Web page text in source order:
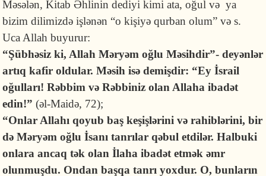
Məsələn, Kitab Əhlinin dediyi kimi ata, oğul və ya
bizim dilimizdə işlənən “o kişiyə qurban olum” və s.
Uca Allah buyurur:
“Şübhəsiz ki, Allah Məryəm oğlu Məsihdir”- deyənlər
artıq kafir oldular. Məsih isə demişdir: “Ey İsrail
oğulları! Rəbbim və Rəbbiniz olan Allaha ibadət
edin!”(əl-Maidə, 72);
“Onlar Allahı qoyub baş keşişlərini və rahiblərini, bir
də Məryəm oğlu İsanı tanrılar qəbul etdilər. Halbuki
onlara ancaq tək olan İlaha ibadət etmək əmr
olunmuşdu. Ondan başqa tanrı yoxdur. O, bunların